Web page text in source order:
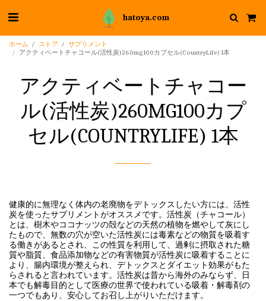
hatoya.com
ホーム ストア
サプリメント
アクティベートチャコール(活性炭)260mg100カプセル(CountryLife) 1本
アクティベートチャコー
ル(活性炭)260MG100カプ
セル(COUNTRYLIFE) 1本
健康的に無理なく体内の老廃物をデトックスしたい方には、活性
炭を使ったサプリメントがオススメです。活性炭（チャコール）
とは、樹木やココナッツの殻などの天然の植物を燃やして灰にし
たもので、無数の穴が空いた活性炭には毒素などの物質を吸着す
る働きがあるとされ、この性質を利用して、過剰に摂取された糖
質や脂質、食品添加物などの有害物質が活性炭に吸着することに
より、腸内環境が整えられ、デトックスとダイエット効果がもた
らされると言われています。活性炭は昔から海外のみならず、日
本でも解毒目的として医療の世界で使われている吸着・解毒剤の
一つでもあり、安心してお召し上がりいただけます。